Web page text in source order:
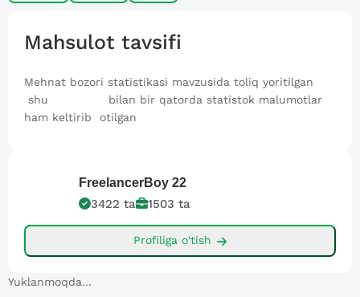
Mahsulot tavsifi
Mehnat bozori statistikasi mavzusida toliq yoritilgan
shu bilan bir qatorda statistok malumotlar
ham keltirib otilgan
FreelancerBoy 22
3422 ta 1503 ta
Profiliga o'tish
Yuklanmoqda...